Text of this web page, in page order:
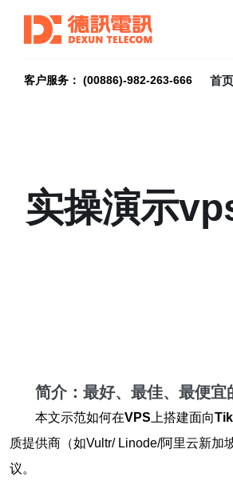
客户服务： (00886)-982-263-666 首页
实操演示
简介：最好、最佳、最便宜
本文示范如何在VPS 上搭建面向
质提供商（如Vultr/ Linode/阿里云新
议。